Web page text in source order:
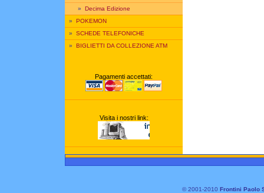
» Decima Edizione
» POKEMON
» SCHEDE TELEFONICHE
» BIGLIETTI DA COLLEZIONE ATM
Pagamenti accettati:
Visita i nostri link:
© 2001-2010 Frontini Paolo